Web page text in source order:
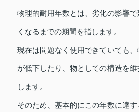
物理的耐用年数とは、劣化の影響
くなるまでの期間を指します。
現在は問題なく使用できていても
が低下したり、物としての構造を
します。
そのため、基本的にこの年数に達